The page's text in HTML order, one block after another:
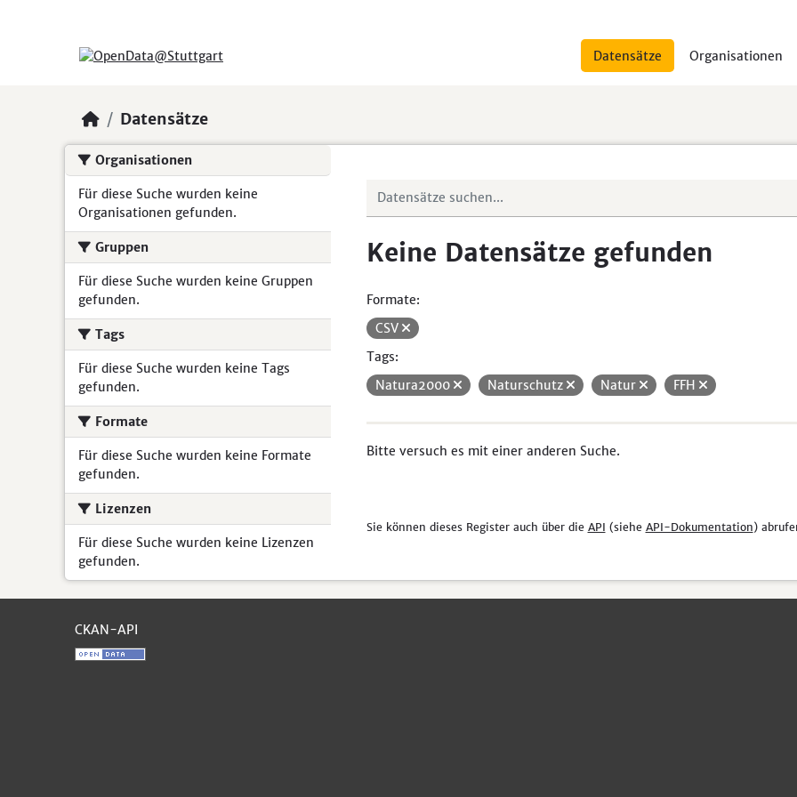
Datensätze Organisationen
Datensätze
Organisationen
Für diese Suche wurden keine
Organisationen gefunden.
Gruppen
Für diese Suche wurden keine Gruppen
gefunden.
Tags
Für diese Suche wurden keine Tags
gefunden.
Formate
Für diese Suche wurden keine Formate
gefunden.
Lizenzen
Für diese Suche wurden keine Lizenzen
gefunden.
Keine Datensätze gefunden
Formate:
CSV
Tags:
Natura2000
Naturschutz Natur FFH
Bitte versuch es mit einer anderen Suche.
Sie können dieses Register auch über die API (siehe API-Dokumentation)
CKAN-API